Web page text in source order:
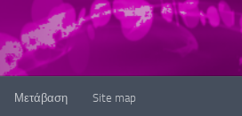
Μετάβαση Site map